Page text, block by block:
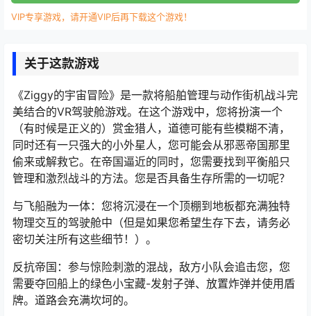
VIP专享游戏，请开通VIP后再下载这个游戏！
关于这款游戏
《Ziggy的宇宙冒险》是一款将船舶管理与动作街机战斗完
美结合的VR驾驶舱游戏。在这个游戏中，您将扮演一个
（有时候是正义的）赏金猎人，道德可能有些模糊不清，
同时还有一只强大的小外星人，您可能会从邪恶帝国那里
偷来或解救它。在帝国逼近的同时，您需要找到平衡船只
管理和激烈战斗的方法。您是否具备生存所需的一切呢？
与飞船融为一体：您将沉浸在一个顶棚到地板都充满独特
物理交互的驾驶舱中（但是如果您希望生存下去，请务必
密切关注所有这些细节！）。
反抗帝国：参与惊险刺激的混战，敌方小队会追击您，您
需要夺回船上的绿色小宝藏-发射子弹、放置炸弹并使用盾
牌。道路会充满坎坷的。